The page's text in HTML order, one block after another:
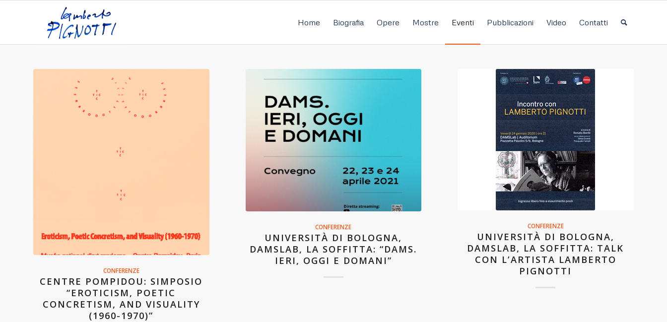
Home Biografia Opere Mostre Eventi Pubblicazioni Video Contatti
CONFERENZE
CENTRE POMPIDOU: SIMPOSIO
“EROTICISM, POETIC
CONCRETISM, AND VISUALITY
(1960-1970)”
CONFERENZE
UNIVERSITÀ DI BOLOGNA,
DAMSLAB, LA SOFFITTA: “DAMS.
IERI, OGGI E DOMANI”
CONFERENZE
UNIVERSITÀ DI BOLOGNA,
DAMSLAB, LA SOFFITTA: TALK
CON L’ARTISTA LAMBERTO
PIGNOTTI